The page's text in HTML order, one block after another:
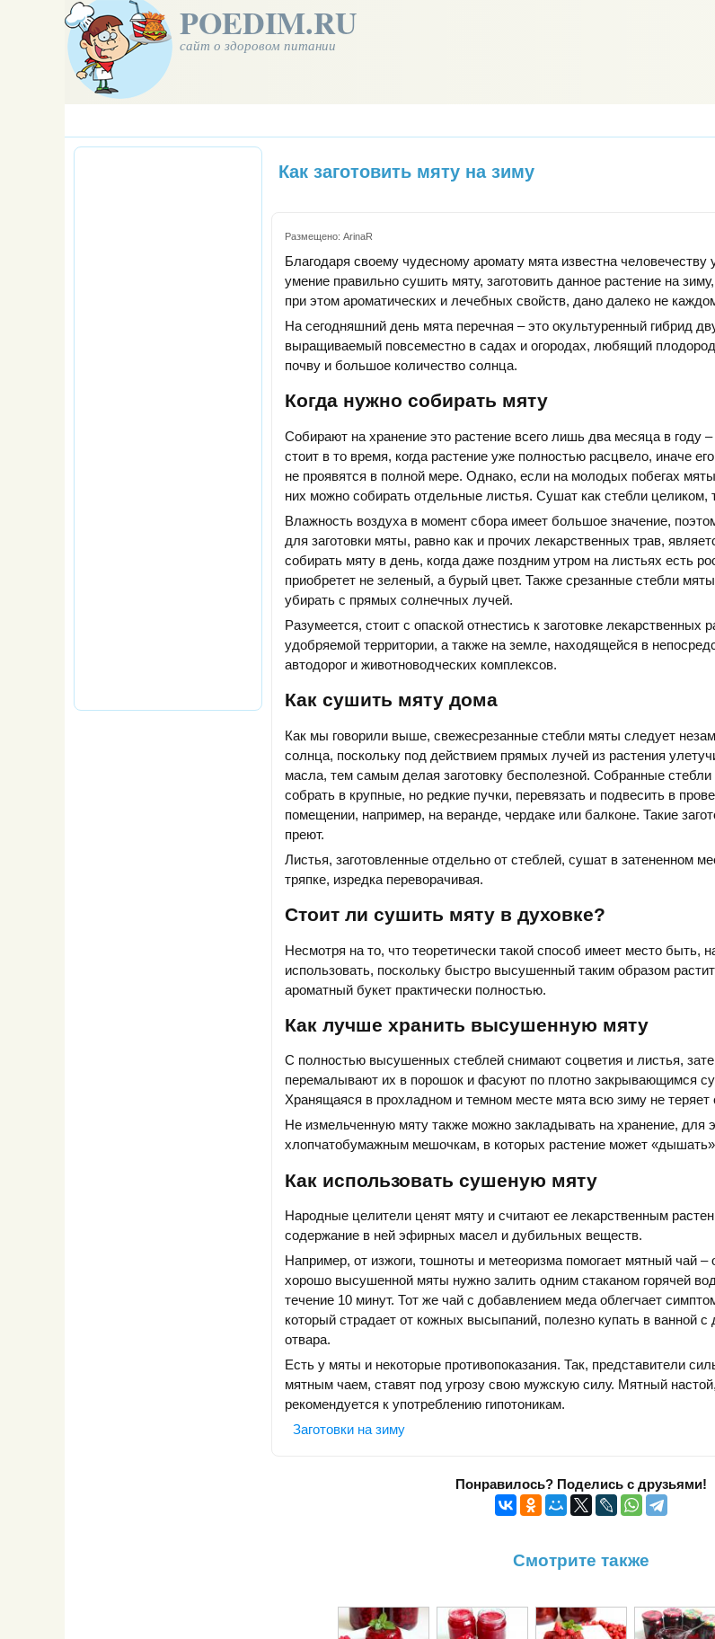
POEDIM.RU
сайт о здоровом питании
Как заготовить мяту на зиму
Размещено: ArinaR
Благодаря своему чудесному аромату мята известна человечеству
умение правильно сушить мяту, заготовить данное растение на
при этом ароматических и лечебных свойств, дано далеко не
На сегодняшний день мята перечная – это окультуренный гибрид
выращиваемый повсеместно в садах и огородах, любящий
почву и большое количество солнца.
Когда нужно собирать мяту
Собирают на хранение это растение всего лишь два месяца в году
стоит в то время, когда растение уже полностью расцвело, иначе
не проявятся в полной мере. Однако, если на молодых побегах
них можно собирать отдельные листья. Сушат как стебли целиком,
Влажность воздуха в момент сбора имеет большое значение,
для заготовки мяты, равно как и прочих лекарственных трав,
собирать мяту в день, когда даже поздним утром на листьях есть
приобретет не зеленый, а бурый цвет. Также срезанные стебли
убирать с прямых солнечных лучей.
Разумеется, стоит с опаской отнестись к заготовке лекарственных
удобряемой территории, а также на земле, находящейся в
автодорог и животноводческих комплексов.
Как сушить мяту дома
Как мы говорили выше, свежесрезанные стебли мяты следует
солнца, поскольку под действием прямых лучей из растения
масла, тем самым делая заготовку бесполезной. Собранные
собрать в крупные, но редкие пучки, перевязать и подвесить в
помещении, например, на веранде, чердаке или балконе. Такие
преют.
Листья, заготовленные отдельно от стеблей, сушат в затененном
тряпке, изредка переворачивая.
Стоит ли сушить мяту в духовке?
Несмотря на то, что теоретически такой способ имеет место быть,
использовать, поскольку быстро высушенный таким образом
ароматный букет практически полностью.
Как лучше хранить высушенную мяту
С полностью высушенных стеблей снимают соцветия и листья,
перемалывают их в порошок и фасуют по плотно закрывающимся
Хранящаяся в прохладном и темном месте мята всю зиму не теряет
Не измельченную мяту также можно закладывать на хранение, для
хлопчатобумажным мешочкам, в которых растение может
Как использовать сушеную мяту
Народные целители ценят мяту и считают ее лекарственным
содержание в ней эфирных масел и дубильных веществ.
Например, от изжоги, тошноты и метеоризма помогает мятный чай
хорошо высушенной мяты нужно залить одним стаканом горячей
течение 10 минут. Тот же чай с добавлением меда облегчает
который страдает от кожных высыпаний, полезно купать в ванной с
отвара.
Есть у мяты и некоторые противопоказания. Так, представители
мятным чаем, ставят под угрозу свою мужскую силу. Мятный
рекомендуется к употреблению гипотоникам.
Заготовки на зиму
Понравилось? Поделись с друзьями!
Смотрите также